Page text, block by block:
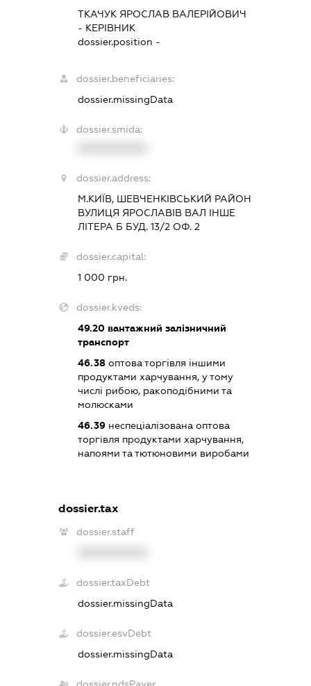
ТКАЧУК ЯРОСЛАВ ВАЛЕРІЙОВИЧ
- КЕРІВНИК
dossier.position -
dossier.beneficiaries:
dossier.missingData
dossier.smida:
dossier.address:
М.КИЇВ, ШЕВЧЕНКІВСЬКИЙ РАЙОН
ВУЛИЦЯ ЯРОСЛАВІВ ВАЛ ІНШЕ
ЛІТЕРА Б БУД. 13/2 ОФ. 2
dossier.capital:
1 000 грн.
dossier.kveds:
49.20вантажний залізничний
транспорт
46.38оптова торгівля іншими
продуктами харчування, у тому
числі рибою, ракоподібними та
молюсками
46.39неспеціалізована оптова
торгівля продуктами харчування,
напоями та тютюновими виробами
dossier.tax
dossier.staff
dossier.taxDebt
dossier.missingData
dossier.esvDebt
dossier.missingData